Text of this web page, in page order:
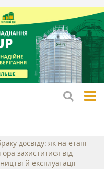
досвіду: як на етапі
захиститися від
й експлуатації